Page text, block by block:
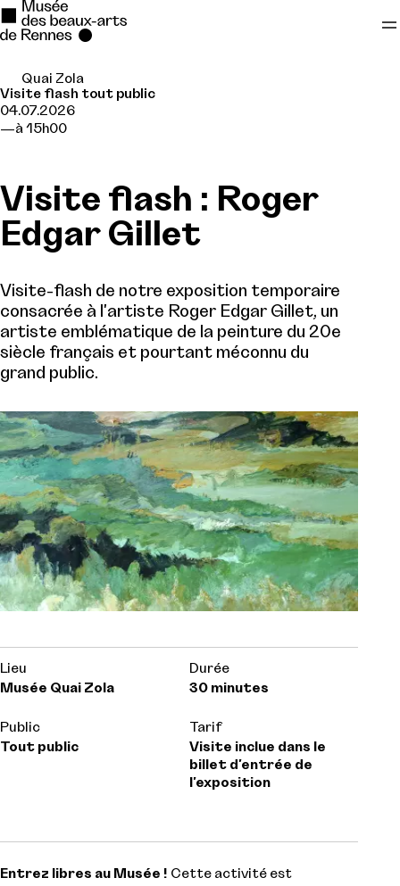
Se rendre au
Contenu principal
Quai Zola
Visite flash tout public
04.07.2026
à 15h00
Visite flash : Roger
Edgar Gillet
Visite-flash de notre exposition temporaire
consacrée à l'artiste Roger Edgar Gillet, un
artiste emblématique de la peinture du 20e
siècle français et pourtant méconnu du
grand public.
Lieu
Musée Quai Zola
Durée
30 minutes
Public
Tout public
Tarif
Visite inclue dans le
billet d'entrée de
l'exposition
Entrez libres au Musée ! Cette activité est